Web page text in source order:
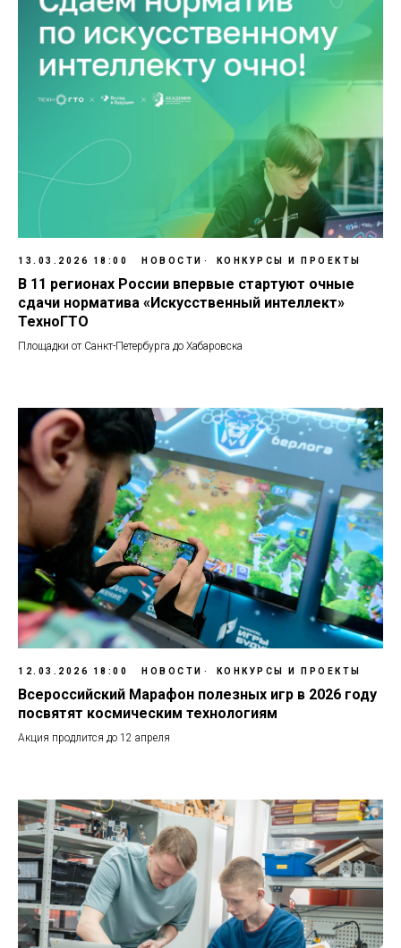
13.03.2026 18:00 НОВОСТИ КОНКУРСЫ И ПРОЕКТЫ
В 11 регионах России впервые стартуют очные
сдачи норматива «Искусственный интеллект»
ТехноГТО
Площадки от Санкт-Петербурга до Хабаровска
12.03.2026 18:00 НОВОСТИ КОНКУРСЫ И ПРОЕКТЫ
Всероссийский Марафон полезных игр в 2026 году
посвятят космическим технологиям
Акция продлится до 12 апреля